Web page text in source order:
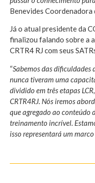
Benevides Coordenadora
Já o atual presidente da
finalizou falando sobre a
CRTR4 RJ com seus
“Sabemos das dificuldades
nunca tiveram uma
dividido em três etapas
CRTR4RJ. Nós iremos
que agregado ao conteúdo
treinamento incrível.
isso representará um